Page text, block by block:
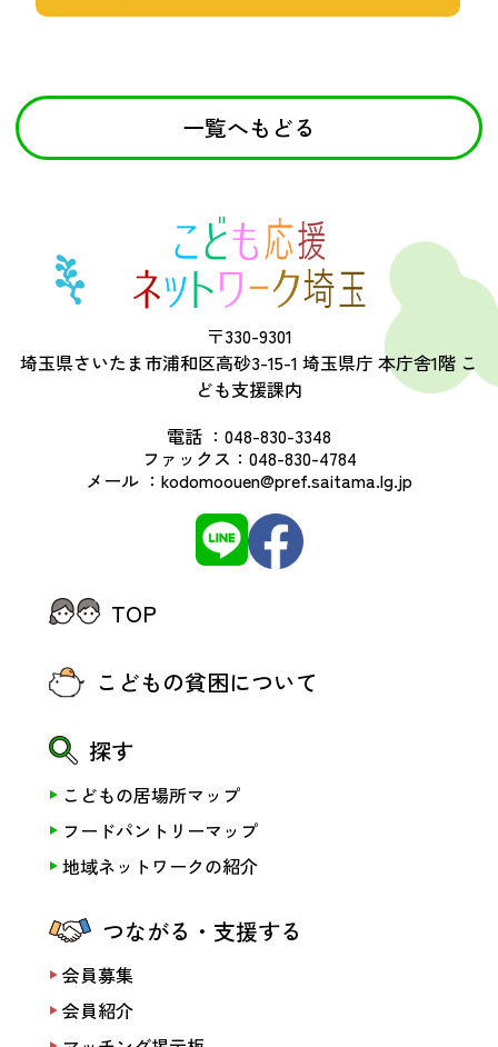
一覧へもどる
〒330-9301
埼玉県さいたま市浦和区高砂3-15-1 埼玉県庁 本庁舎1階 こ
ども支援課内
電話 ： 048-830-3348
ファックス： 048-830-4784
メール ： kodomoouen@pref.saitama.lg.jp
TOP
こどもの貧困について
探す
こどもの居場所マップ
フードパントリーマップ
地域ネットワークの紹介
つながる・支援する
会員募集
会員紹介